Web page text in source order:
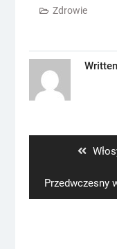
Zdrowie
Next
post:
Przedwczesny